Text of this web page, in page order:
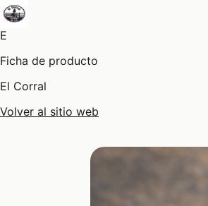
E
Ficha de producto
El Corral
Volver al sitio web